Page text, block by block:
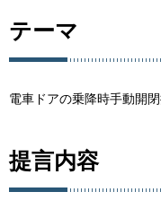
テーマ
電車ドアの乗降時手動開
提言内容